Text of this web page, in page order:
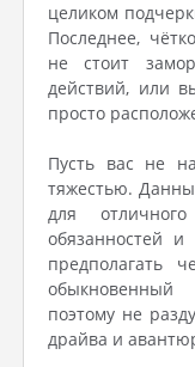
целиком
Последнее,
не стоит
действий, или
просто
Пусть вас не
тяжестью.
для
обязанностей и
предполагать
обыкновенный
поэтому не
драйва и